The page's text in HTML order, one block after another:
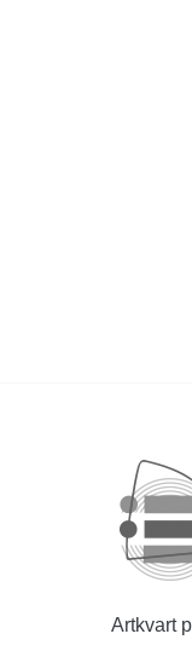
Artkvart